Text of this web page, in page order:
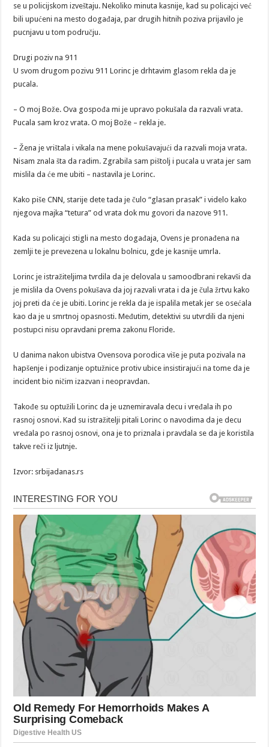
se u policijskom izveštaju. Nekoliko minuta kasnije, kad su policajci već
bili upućeni na mesto događaja, par drugih hitnih poziva prijavilo je
pucnjavu u tom području.
Drugi poziv na 911
U svom drugom pozivu 911 Lorinc je drhtavim glasom rekla da je
pucala.
– O moj Bože. Ova gospođa mi je upravo pokušala da razvali vrata.
Pucala sam kroz vrata. O moj Bože – rekla je.
– Žena je vrištala i vikala na mene pokušavajući da razvali moja vrata.
Nisam znala šta da radim. Zgrabila sam pištolj i pucala u vrata jer sam
mislila da će me ubiti – nastavila je Lorinc.
Kako piše CNN, starije dete tada je čulo “glasan prasak” i videlo kako
njegova majka “tetura” od vrata dok mu govori da nazove 911.
Kada su policajci stigli na mesto događaja, Ovens je pronađena na
zemlji te je prevezena u lokalnu bolnicu, gde je kasnije umrla.
Lorinc je istražiteljima tvrdila da je delovala u samoodbrani rekavši da
je mislila da Ovens pokušava da joj razvali vrata i da je čula žrtvu kako
joj preti da će je ubiti. Lorinc je rekla da je ispalila metak jer se osećala
kao da je u smrtnoj opasnosti. Međutim, detektivi su utvrdili da njeni
postupci nisu opravdani prema zakonu Floride.
U danima nakon ubistva Ovensova porodica više je puta pozivala na
hapšenje i podizanje optužnice protiv ubice insistirajući na tome da je
incident bio ničim izazvan i neopravdan.
Takođe su optužili Lorinc da je uznemiravala decu i vređala ih po
rasnoj osnovi. Kad su istražitelji pitali Lorinc o navodima da je decu
vređala po rasnoj osnovi, ona je to priznala i pravdala se da je koristila
takve reči iz ljutnje.
Izvor: srbijadanas.rs